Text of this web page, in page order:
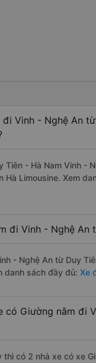
đi Vinh - Nghệ An
Tiên - Hà Nam Vinh
Hà Limousine. Xem
đi Vinh - Nghệ An
- Nghệ An từ Duy
danh sách đầy đủ: Xe
có Giường nằm đi
thì có 2 nhà xe có xe